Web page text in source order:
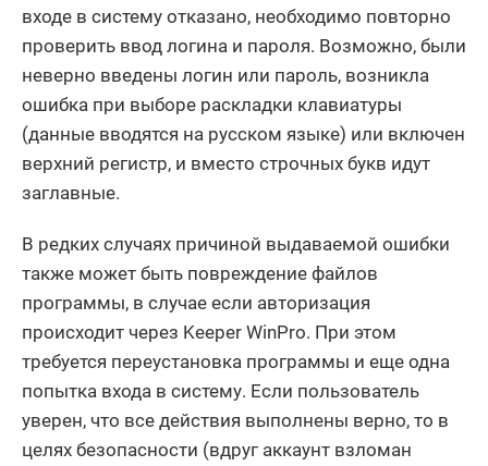
входе в систему отказано, необходимо повторно
проверить ввод логина и пароля. Возможно, были
неверно введены логин или пароль, возникла
ошибка при выборе раскладки клавиатуры
(данные вводятся на русском языке) или включен
верхний регистр, и вместо строчных букв идут
заглавные.
В редких случаях причиной выдаваемой ошибки
также может быть повреждение файлов
программы, в случае если авторизация
происходит через Keeper WinPro. При этом
требуется переустановка программы и еще одна
попытка входа в систему. Если пользователь
уверен, что все действия выполнены верно, то в
целях безопасности (вдруг аккаунт взломан